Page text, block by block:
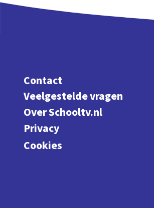
Contact
Veelgestelde vragen
Over Schooltv.nl
Privacy
Cookies